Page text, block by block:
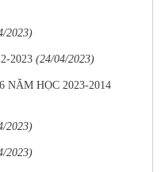
2023)
2023 (24/04/2023)
NĂM HỌC 2023-2014
2023)
2023)